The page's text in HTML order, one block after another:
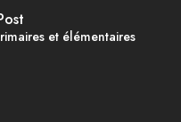
et élémentaires